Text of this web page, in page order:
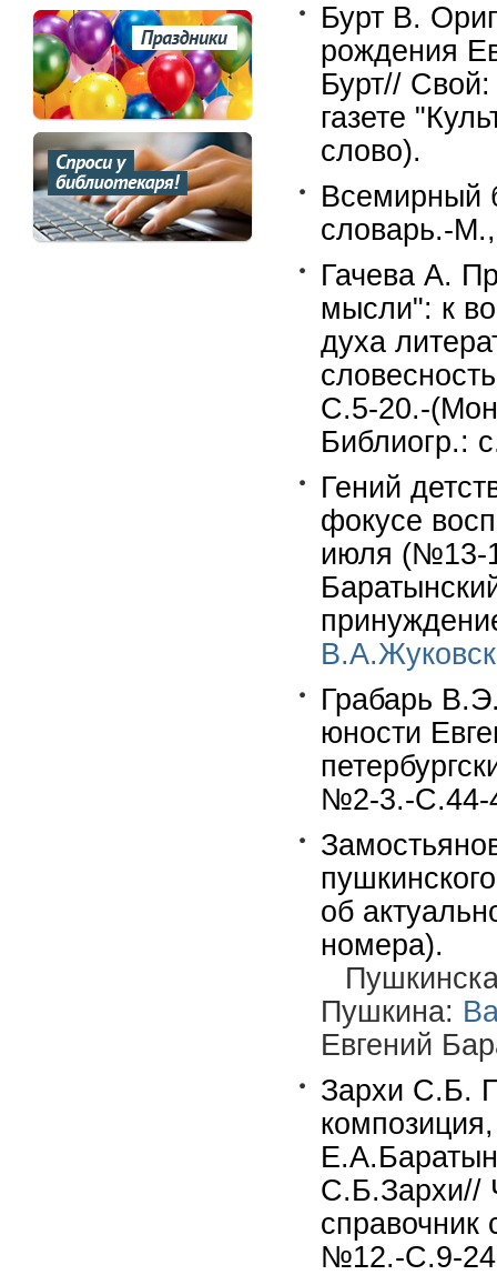
Бурт В.
рождения
Бурт//
газете
слово).
Всемирный
словарь.-
Гачева А.
мысли": к
духа
С.5-20.-
Библиогр.:
Гений
фокусе
июля (№13-
Грабарь
юности
№2-3.-С.44-
об
номера).
Пушкина:
Евгений
Зархи С.Б.
С.Б.Зархи//
справочник
№12.-С.9-